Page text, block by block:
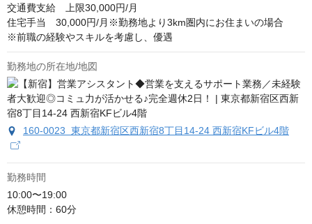
交通費支給　上限30,000円/月
住宅手当　30,000円/月※勤務地より3km圏内にお住まいの場合
※前職の経験やスキルを考慮し、優遇
勤務地の所在地/地図
160-0023 東京都新宿区西新宿8丁目14-24 西新宿KFビル4階
勤務時間
10:00〜19:00
休憩時間：60分